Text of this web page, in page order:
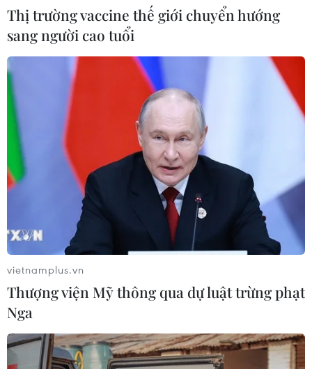
Theo dõi VietnamPlus
TIN LIÊN QUAN
Thị trường vaccine thế giới chuyển hướng
sang người cao tuổi
vietnamplus.vn
Thượng viện Mỹ thông qua dự luật trừng phạt
Nga